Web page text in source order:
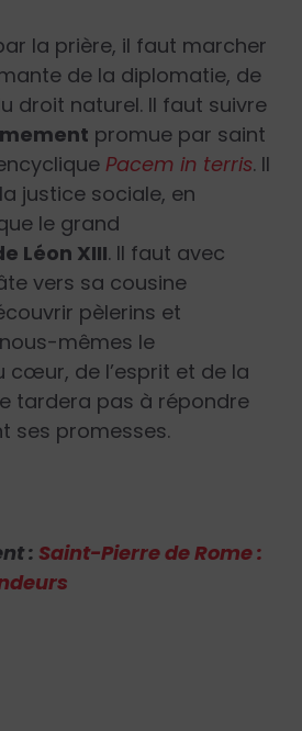
la prière, il faut marcher
de la diplomatie, de
droit naturel. Il faut suivre
promue par saint
Pacem in terris. Il
justice sociale, en
le grand
Léon XIII. Il faut avec
vers sa cousine
pèlerins et
mêmes le
cœur, de l’esprit et de la
tardera pas à répondre
ses promesses.
: Saint-Pierre de Rome :